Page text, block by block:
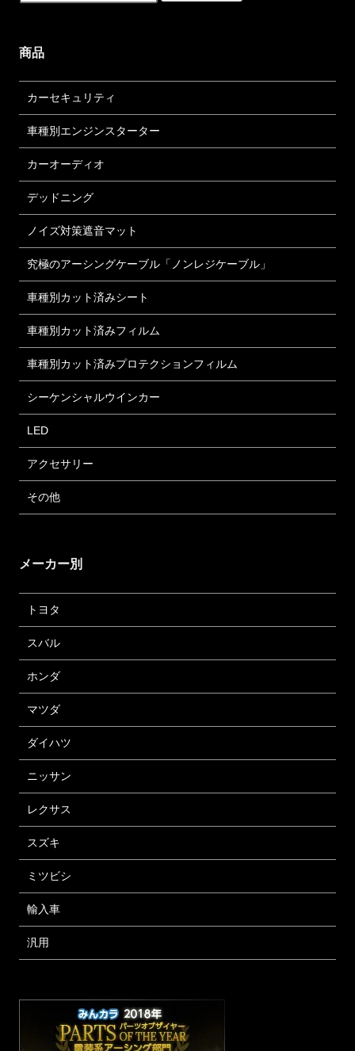
商品
カーセキュリティ
車種別エンジンスターター
カーオーディオ
デッドニング
ノイズ対策遮音マット
究極のアーシングケーブル「ノンレジケーブル」
車種別カット済みシート
車種別カット済みフィルム
車種別カット済みプロテクションフィルム
シーケンシャルウインカー
LED
アクセサリー
その他
メーカー別
トヨタ
スバル
ホンダ
マツダ
ダイハツ
ニッサン
レクサス
スズキ
ミツビシ
輸入車
汎用